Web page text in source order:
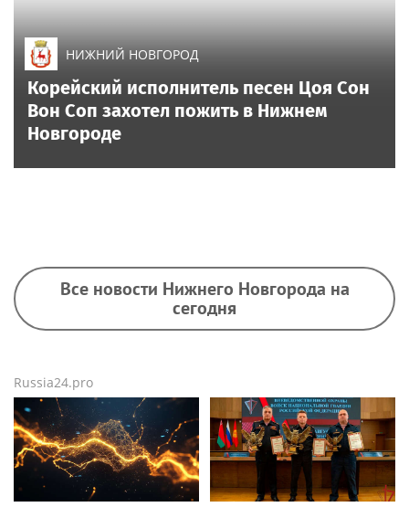
НИЖНИЙ НОВГОРОД
Корейский исполнитель песен Цоя Сон
Вон Соп захотел пожить в Нижнем
Новгороде
Все новости Нижнего Новгорода на
сегодня
Russia24.pro